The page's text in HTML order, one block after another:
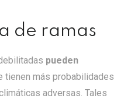
de ramas
pueden
tienen más probabilidades
adversas. Tales